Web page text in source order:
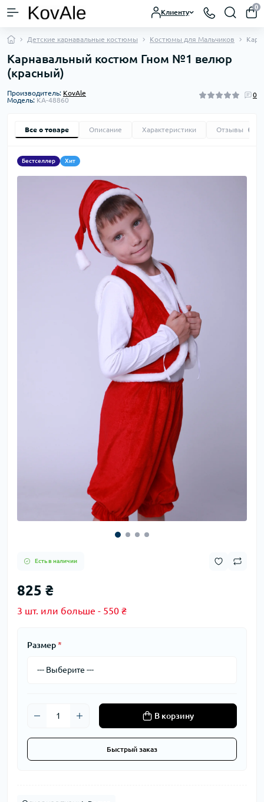
Клиенту
0
Детские карнавальные костюмы Костюмы для Мальчиков
Карнавальный костюм Гном №1 велюр
(красный)
Производитель: KovAle
Модель: KA-48860
0
Все о товаре Описание Характеристики Отзывы
Бестселлер Хит
Есть в наличии
825 ₴
3 шт. или больше - 550 ₴
Размер*
В корзину
Быстрый заказ